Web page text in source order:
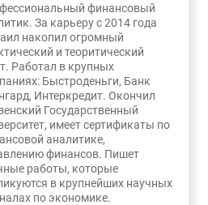
финансовый
За карьеру с 2014 года
накопил огромный
и теоритический
Работал в крупных
Быстроденьги, Банк
Интеркредит. Окончил
Государственный
имеет сертификаты по
аналитике,
финансов. Пишет
работы, которые
в крупнейших научных
по экономике.